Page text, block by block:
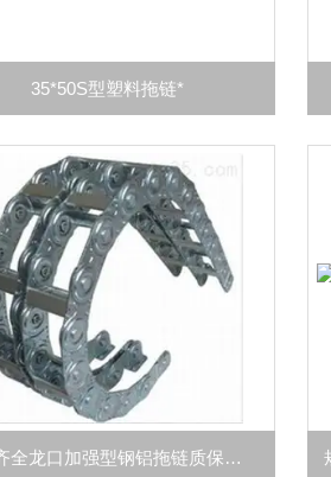
35*50S型塑料拖链*
规格齐全龙口加强型钢铝拖链质保一年